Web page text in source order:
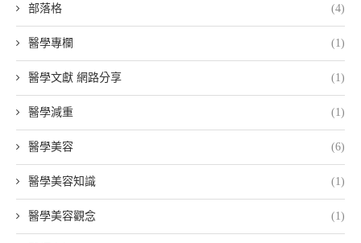
部落格 (4)
醫學專欄 (1)
醫學文獻 網路分享 (1)
醫學減重 (1)
醫學美容 (6)
醫學美容知識 (1)
醫學美容觀念 (1)